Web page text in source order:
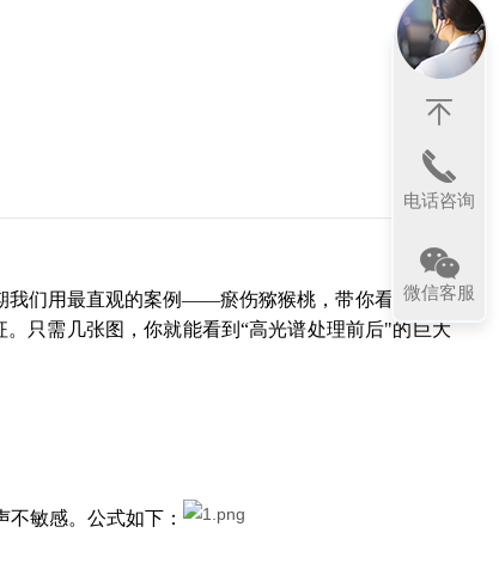
我们用最直观的案例——瘀伤猕猴桃，带你看看原始
只需几张图，你就能看到“高光谱处理前后"的巨大
不敏感。公式如下：
电话咨询
微信客服